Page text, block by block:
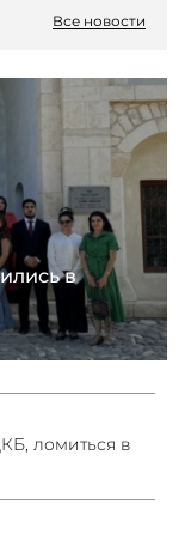
Все новости
в
ломиться в